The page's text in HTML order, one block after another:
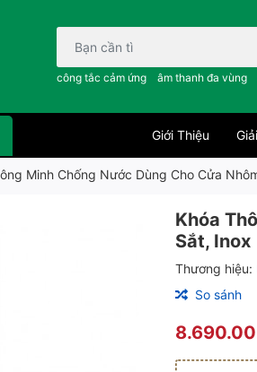
Bạn cần tìm gì..; công tắc cảm
công tắc cảm ứng âm thanh đa vùng
Giới Thiệu
Minh Chống Nước Dùng Cho Cửa
Khóa
Sắt, Inox
Thương hiệu:
So sánh